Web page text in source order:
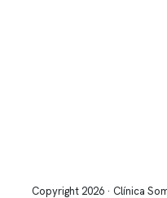
Copyright 2026 · Clínica